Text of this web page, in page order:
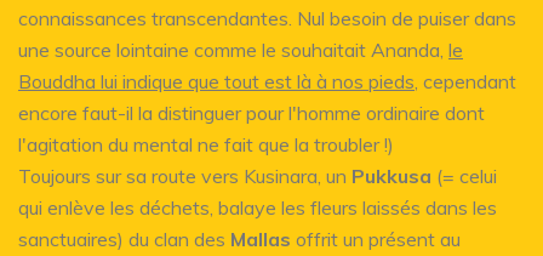
connaissances transcendantes. Nul besoin de puiser dans
une source lointaine comme le souhaitait Ananda, le
Bouddha lui indique que tout est là à nos pieds , cependant
encore faut-il la distinguer pour l'homme ordinaire dont
l'agitation du mental ne fait que la troubler !)
Toujours sur sa route vers Kusinara, un Pukkusa (= celui
qui enlève les déchets, balaye les fleurs laissés dans les
sanctuaires) du clan des Mallas offrit un présent au